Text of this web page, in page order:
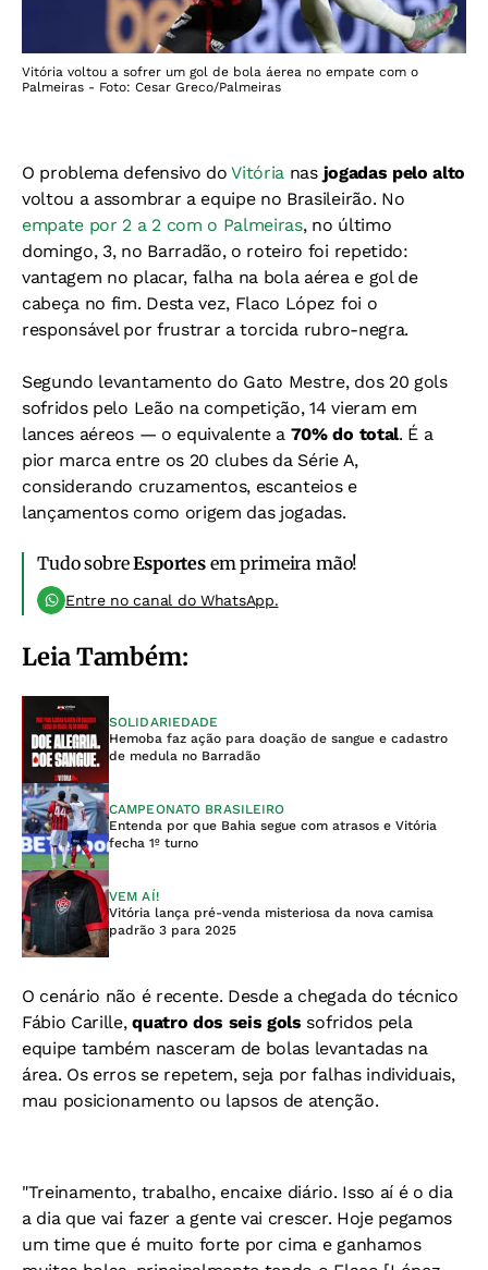
Vitória voltou a sofrer um gol de bola áerea no empate com o
Palmeiras - Foto: Cesar Greco/Palmeiras
O problema defensivo doVitória nas jogadas pelo alto
voltou a assombrar a equipe no Brasileirão. No
empate por 2 a 2 com o Palmeiras, no último
domingo, 3, no Barradão, o roteiro foi repetido:
vantagem no placar, falha na bola aérea e gol de
cabeça no fim. Desta vez, Flaco López foi o
responsável por frustrar a torcida rubro-negra.
Segundo levantamento do Gato Mestre, dos 20 gols
sofridos pelo Leão na competição, 14 vieram em
lances aéreos — o equivalente a 70% do total. É a
pior marca entre os 20 clubes da Série A,
considerando cruzamentos, escanteios e
lançamentos como origem das jogadas.
Tudo sobreEsportesem primeira mão!
Entre no canal do WhatsApp.
Leia Também:
SOLIDARIEDADE
Hemoba faz ação para doação de sangue e cadastro
de medula no Barradão
CAMPEONATO BRASILEIRO
Entenda por que Bahia segue com atrasos e Vitória
fecha 1º turno
VEM AÍ!
Vitória lança pré-venda misteriosa da nova camisa
padrão 3 para 2025
O cenário não é recente. Desde a chegada do técnico
Fábio Carille,quatro dos seis gols sofridos pela
equipe também nasceram de bolas levantadas na
área. Os erros se repetem, seja por falhas individuais,
mau posicionamento ou lapsos de atenção.
"Treinamento, trabalho, encaixe diário. Isso aí é o dia
a dia que vai fazer a gente vai crescer. Hoje pegamos
um time que é muito forte por cima e ganhamos